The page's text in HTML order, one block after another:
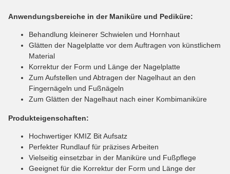
Anwendungsbereiche in der Maniküre und Pediküre:
Behandlung kleinerer Schwielen und Hornhaut
Glätten der Nagelplatte vor dem Auftragen von künstlichem
Material
Korrektur der Form und Länge der Nagelplatte
Zum Aufstellen und Abtragen der Nagelhaut an den
Fingernägeln und Fußnägeln
Zum Glätten der Nagelhaut nach einer Kombimaniküre
Produkteigenschaften:
Hochwertiger KMIZ Bit Aufsatz
Perfekter Rundlauf für präzises Arbeiten
Vielseitig einsetzbar in der Maniküre und Fußpflege
Geeignet für die Korrektur der Form und Länge der